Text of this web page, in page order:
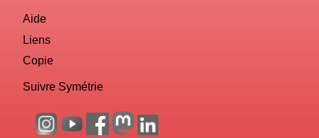
Aide
Liens
Copie
Suivre Symétrie